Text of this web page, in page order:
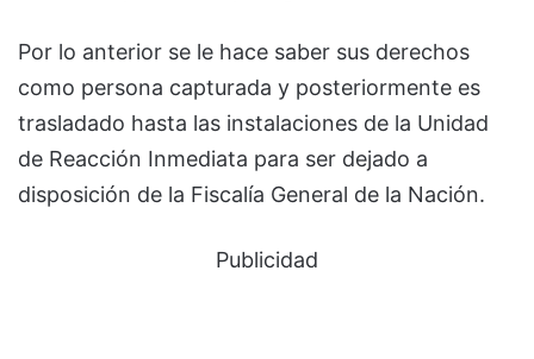
Por lo anterior se le hace saber sus derechos
como persona capturada y posteriormente es
trasladado hasta las instalaciones de la Unidad
de Reacción Inmediata para ser dejado a
disposición de la Fiscalía General de la Nación.
Publicidad